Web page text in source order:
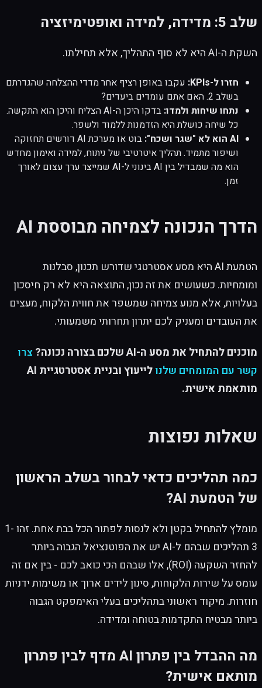
שלב 5: מדידה, למידה ואופטימיזציה
השקת ה-AI היא לא סוף התהליך, אלא תחילתו.
חזרו ל-KPIs:
עקבו באופן רציף אחר מדדי ההצלחה שהגדרתם
בשלב 2. האם אתם עומדים ביעדים?
נתחו שיחות ולמדו:
בדקו היכן ה-AI הצליח והיכן הוא התקשה.
כל שיחה כושלת היא הזדמנות ללמוד ולשפר.
AI הוא לא "שגר ושכח":
בוט או מערכת AI דורשים תחזוקה
ושיפור מתמיד. תהליך איטרטיבי של ניתוח, למידה ואימון מחדש
הוא מה שמבדיל בין AI בינוני ל-AI שמייצר ערך עצום לאורך
זמן.
הדרך הנכונה לצמיחה מבוססת AI
הטמעת AI היא מסע אסטרטגי שדורש תכנון, סבלנות
ומומחיות. כשעושים את זה נכון, התוצאה היא לא רק חיסכון
בעלויות, אלא מנוע צמיחה שמשפר את חווית הלקוח, מעצים
את העובדים ומעניק לכם יתרון תחרותי משמעותי.
מוכנים להתחיל את מסע ה-AI שלכם בצורה נכונה?
צרו
קשר עם המומחים שלנו
לייעוץ ובניית אסטרטגיית AI
מותאמת אישית.
שאלות נפוצות
כמה תהליכים כדאי לבחור בשלב הראשון
של הטמעת AI?
מומלץ להתחיל בקטן ולא לנסות לפתור הכל בבת אחת. זהו 1-
3 תהליכים שבהם ל-AI יש את הפוטנציאל הגבוה ביותר
להחזר השקעה (ROI), אלו שבהם הכי כואב לכם - בין אם זה
עומס על שירות הלקוחות, סינון לידים ארוך או משימות ידניות
חוזרות. מיקוד ראשוני בתהליכים בעלי האימפקט הגבוה
ביותר מבטיח התקדמות בטוחה ומדידה.
מה ההבדל בין פתרון AI מדף לבין פתרון
מותאם אישית?